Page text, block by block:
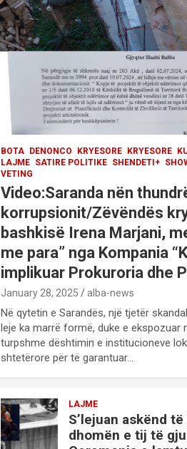
BOTA DENONCO KRYESORE KRYESORE
LAJME SATIRE POLITIKE SHENDETI+
VETING
Video:Saranda nën
korrupsionit/Zëvëndës
bashkisë Irena Marjani,
me para” nga Kompania
implikuar Prokuroria dhe
January 28, 2025 alba-news
Në qytetin e Sarandës, një tjetër
leje ka marrë formë, duke e ekspozuar
turpshme dështimin e institucioneve
shtetërore për të garantuar…
LAJME
S’lejuan askënd
dhomën e tij të